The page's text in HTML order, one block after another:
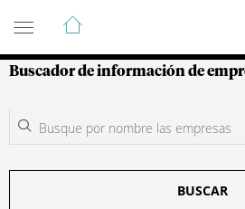
Guía de Empresas
Buscador de información de
BUSCAR